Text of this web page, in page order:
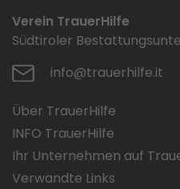
Verein TrauerHilfe
Südtiroler
info@trauerhilfe.it
Über TrauerHilfe
INFO TrauerHilfe
Ihr Unternehmen auf
Verwandte Links